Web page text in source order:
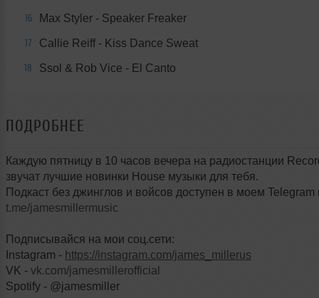
16 Max Styler - Speaker Freaker
17 Callie Reiff - Kiss Dance Sweat
18 Ssol & Rob Vice - El Canto
ПОДРОБНЕЕ
Каждую пятницу в 10 часов вечера на радиостанции
звучат лучшие новинки House музыки для тебя.
Подкаст без джинглов и войсов доступен в моем Telegram
t.me/jamesmillermusic
Подписывайся на мои соц.сети:
Instagram - https://instagram.com/james_millerus
VK - vk.com/jamesmillerofficial
Spotify - @jamesmiller